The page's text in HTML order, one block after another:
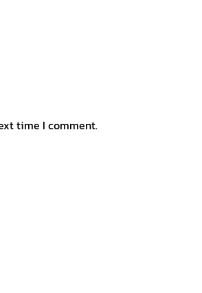
time I comment.